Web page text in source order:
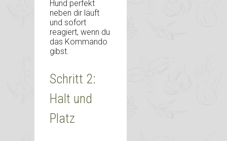
Hund perfekt
neben dir läuft
und sofort
reagiert, wenn du
das Kommando
gibst.
Schritt 2:
Halt und
Platz